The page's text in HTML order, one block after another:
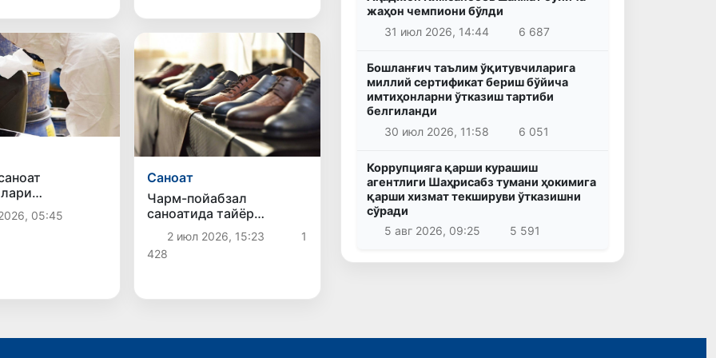
ер
ер
озод
05:45
Саноат
Чарм-пойабзал
саноатида тайёр
маҳсулот ишлаб
чиқарувчиларга
субсидиялар берилади
2 июл 2026, 15:23
1
428
жаҳон чемпиони бўлди
31 июл 2026, 14:44
6 687
Бошланғич таълим ўқитувчиларига
миллий сертификат бериш бўйича
имтиҳонларни ўтказиш тартиби
белгиланди
30 июл 2026, 11:58
6 051
Коррупцияга қарши курашиш
агентлиги Шаҳрисабз тумани ҳокимига
қарши хизмат текшируви ўтказишни
сўради
5 авг 2026, 09:25
5 591